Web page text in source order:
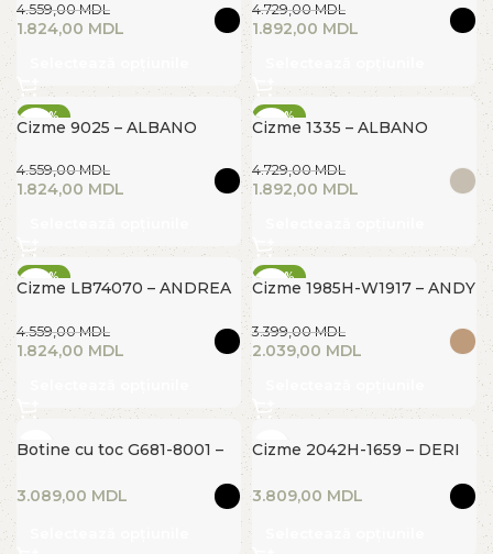
4.559,00MDL
1.824,00 MDL
4.729,00MDL
1.892,00 MDL
-60%
Cizme 9025 – ALBANO
4.559,00MDL
1.824,00 MDL
-60%
Cizme 1335 – ALBANO
4.729,00MDL
1.892,00 MDL
-60%
Cizme LB74070 – ANDREA
4.559,00MDL
1.824,00 MDL
-40%
Cizme 1985H-W1917 – ANDY
3.399,00MDL
2.039,00 MDL
Botine cu toc G681-8001 –
MDL
Cizme 2042H-1659 – DERI
MDL